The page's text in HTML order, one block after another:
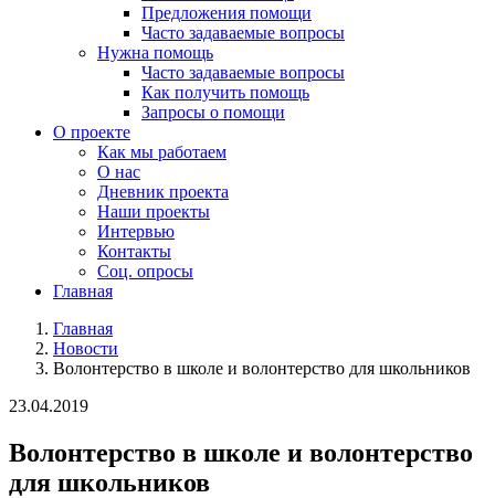
Предложения помощи
Часто задаваемые вопросы
Нужна помощь
Часто задаваемые вопросы
Как получить помощь
Запросы о помощи
О проекте
Как мы работаем
О нас
Дневник проекта
Наши проекты
Интервью
Контакты
Соц. опросы
Главная
Главная
Новости
Волонтерство в школе и волонтерство для школьников
23.04.2019
Волонтерство в школе и волонтерство
для школьников